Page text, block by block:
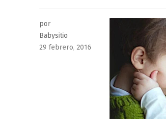
por
Babysitio
Publicado
29 febrero, 2016